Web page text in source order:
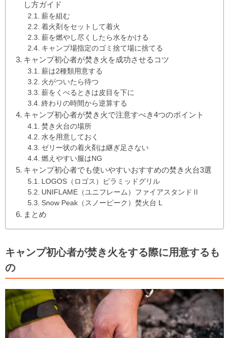
し方ガイド
薪を組む
着火剤をセットして着火
薪を燃やし尽くしたら水をかける
キャンプ場指定のゴミ捨て場に捨てる
キャンプ初心者が焚き火を成功させるコツ
薪は2種類用意する
火がついたら待つ
薪をくべるときは皮目を下に
終わりの時間から逆算する
キャンプ初心者が焚き火で注意すべき4つのポイント
焚き火台の場所
水を用意しておく
ゼリー状の着火剤は継ぎ足さない
燃えやすい服はNG
キャンプ初心者でも使いやすいおすすめの焚き火台3選
LOGOS（ロゴス）ピラミッドグリル
UNIFLAME（ユニフレーム）ファイアスタンドⅡ
Snow Peak（スノーピーク）焚火台 L
まとめ
キャンプ初心者が焚き火をする際に用意するも
の